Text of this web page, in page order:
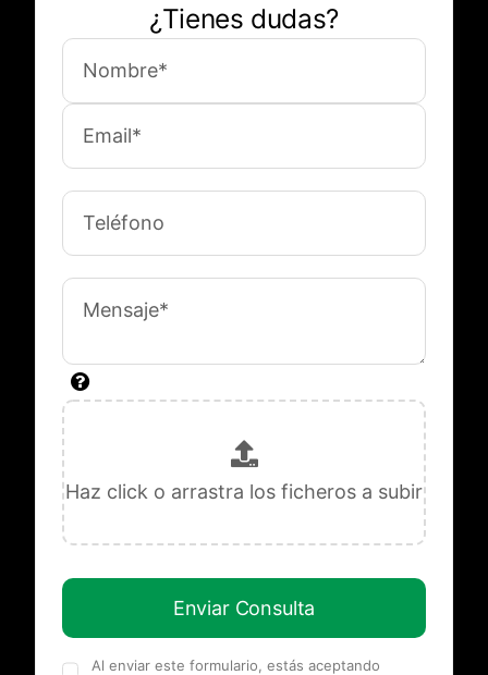
¿Tienes dudas?
Enviar Consulta
Al enviar este formulario, estás aceptando